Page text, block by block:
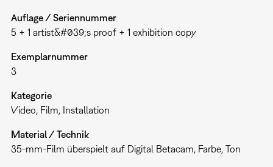
Auflage / Seriennummer
5 + 1 artist&#039;s proof + 1 exhibition copy
Exemplarnummer
3
Kategorie
Video Film Installation
Material / Technik
35-mm-Film überspielt auf Digital Betacam, Farbe, Ton